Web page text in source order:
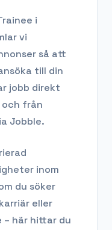
i
vi
så att
till din
jobb direkt
från
Jobble.
inom
du söker
eller
här hittar du